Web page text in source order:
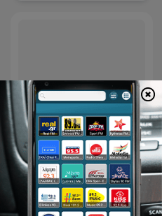
La Rosa de los Vientos